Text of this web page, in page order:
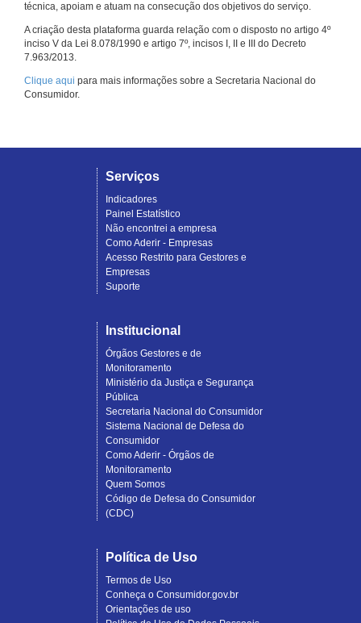
técnica, apoiam e atuam na consecução dos objetivos do serviço.
A criação desta plataforma guarda relação com o disposto no artigo 4º
inciso V da Lei 8.078/1990 e artigo 7º, incisos I, II e III do Decreto
7.963/2013.
Clique aqui para mais informações sobre a Secretaria Nacional do
Consumidor.
Serviços
Indicadores
Painel Estatístico
Não encontrei a empresa
Como Aderir - Empresas
Acesso Restrito para Gestores e
Empresas
Suporte
Institucional
Órgãos Gestores e de
Monitoramento
Ministério da Justiça e Segurança
Pública
Secretaria Nacional do Consumidor
Sistema Nacional de Defesa do
Consumidor
Como Aderir - Órgãos de
Monitoramento
Quem Somos
Código de Defesa do Consumidor
(CDC)
Política de Uso
Termos de Uso
Conheça o Consumidor.gov.br
Orientações de uso